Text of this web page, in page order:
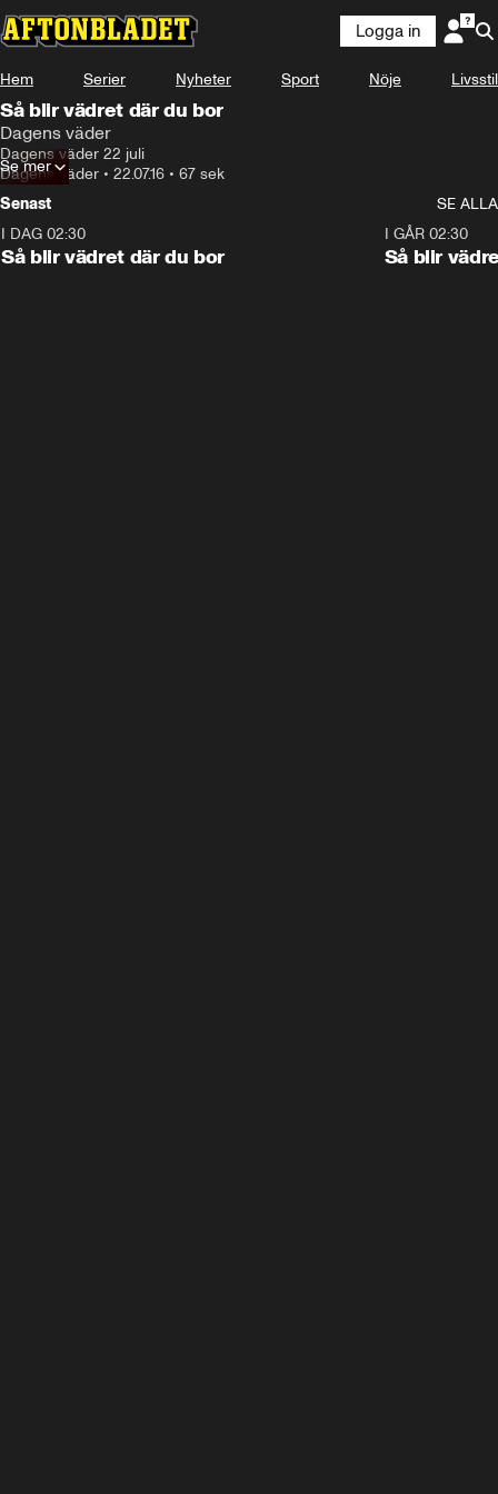
Logga in
Hem Serier Nyheter Sport Nöje Livsstil
Så blir vädret där du bor
Dagens väder
Dagens väder 22 juli
Dagens väder • 22.07.16 • 67 sek
Se mer
Senast
SE ALLA
I DAG 02:30
Så blir vädret där du bor
I GÅR 02:30
Så blir